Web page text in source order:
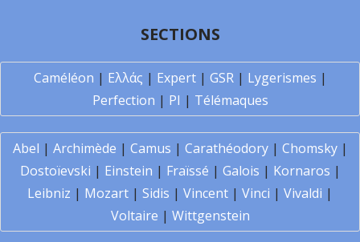
SECTIONS
Caméléon | Ελλάς | Expert| GSR| Lygerismes |
Perfection | PI | Télémaques
Abel | Archimède | Camus | Carathéodory| Chomsky|
Dostoïevski | Einstein | Fraïssé | Galois | Kornaros |
Leibniz | Mozart | Sidis | Vincent | Vinci | Vivaldi |
Voltaire | Wittgenstein